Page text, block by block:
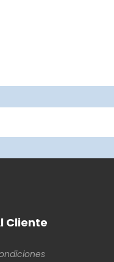
Cliente